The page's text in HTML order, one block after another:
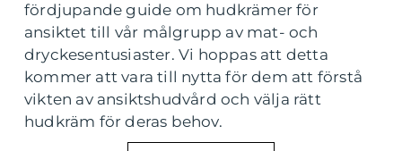
fördjupande guide om hudkrämer för
ansiktet till vår målgrupp av mat- och
dryckesentusiaster. Vi hoppas att detta
kommer att vara till nytta för dem att förstå
vikten av ansiktshudvård och välja rätt
hudkräm för deras behov.